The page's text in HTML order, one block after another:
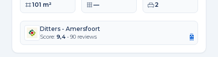
Woonoppervlakte
101 m² Perceeloppervlakte
— Slaapkamers
2
Ditters - Amersfoort
Score: 9,4 • 90 reviews